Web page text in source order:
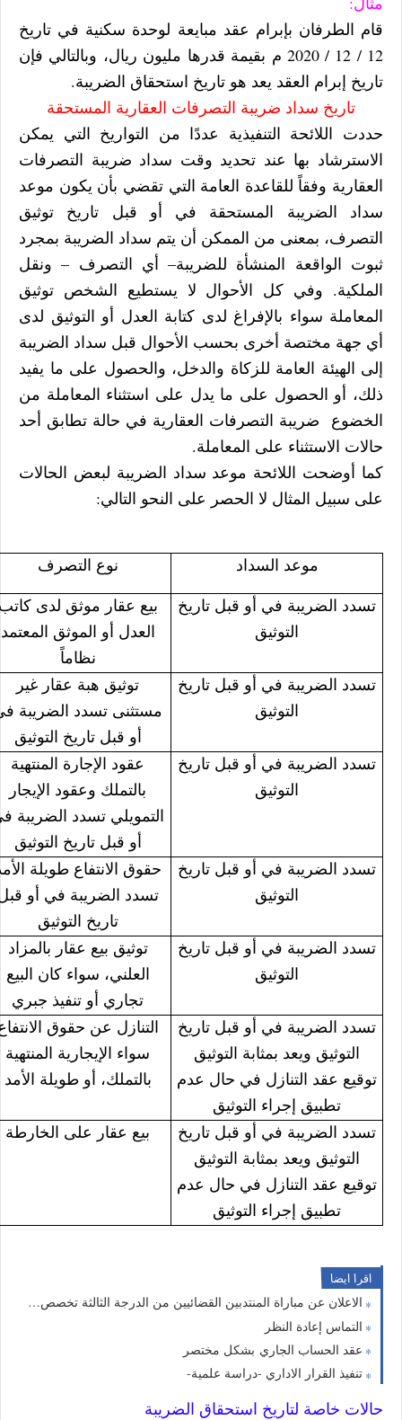
قام الطرفان بإبرام عقد مبايعة لوحدة سكنية في تاريخ
12 / 12 / 2020 م بقيمة قدرها
مليون ريال، وبالتالي فإن
تاريخ إبرام العقد يعد هو تاريخ استحقاق الضريبة.
تاريخ سداد ضريبة التصرفات العقارية المستحقة
حددت اللائحة التنفيذية عددًا من التواريخ التي يمكن
الاسترشاد بها عند تحديد وقت سداد ضريبة التصرفات
العقارية وفقاً للقاعدة العامة التي تقضي بأن يكون موعد
سداد الضريبة المستحقة في أو قبل تاريخ توثيق
التصرف، بمعنى من الممكن أن يتم سداد الضريبة بمجرد
ثبوت الواقعة المنشأة للضريبة– أي التصرف – ونقل
الملكية. وفي كل الأحوال لا يستطيع الشخص توثيق
المعاملة سواء بالإفراغ لدى كتابة العدل أو التوثيق لدى
أي جهة مختصة أخرى بحسب الأحوال قبل سداد الضريبة
إلى الهيئة العامة للزكاة والدخل، والحصول على ما يفيد
ذلك، أو الحصول على ما يدل على استثناء المعاملة من
الخضوع ضريبة التصرفات العقارية في حالة تطابق أحد
حالات الاستثناء على المعاملة.
كما أوضحت اللائحة موعد سداد الضريبة لبعض الحالات
على سبيل المثال لا الحصر على النحو التالي:
موعد السداد
نوع التصرف
تسدد الضريبة في أو قبل تاريخ
التوثيق
بيع عقار موثق لدى
العدل أو الموثق المعتمد
نظاماً
تسدد الضريبة في أو قبل تاريخ
التوثيق
توثيق هبة عقار غير
مستثنى تسدد الضريبة
أو قبل تاريخ التوثيق
تسدد الضريبة في أو قبل تاريخ
التوثيق
عقود الإجارة المنتهية
بالتملك وعقود الإيجار
التمويلي تسدد الضريبة
أو قبل تاريخ التوثيق
تسدد الضريبة في أو قبل تاريخ
التوثيق
حقوق الانتفاع طويلة
تسدد الضريبة في أو
تاريخ التوثيق
تسدد الضريبة في أو قبل تاريخ
التوثيق
توثيق بيع عقار بالمزاد
العلني، سواء كان البيع
تجاري أو تنفيذ جبري
تسدد الضريبة في أو قبل تاريخ
التوثيق ويعد بمثابة التوثيق
توقيع عقد التنازل في حال عدم
تطبيق إجراء التوثيق
التنازل عن حقوق
سواء الإيجارية المنتهية
بالتملك، أو طويلة الأمد
تسدد الضريبة في أو قبل تاريخ
التوثيق ويعد بمثابة التوثيق
توقيع عقد التنازل في حال عدم
تطبيق إجراء التوثيق
بيع عقار على الخارطة
اقرا ايضا
الاعلان عن مباراة المنتدبين القضائيين من الدرجة الثالثة تخصص القانون -96منصب
التماس إعادة النظر
عقد الحساب الجاري بشكل مختصر
تنفيذ القرار الاداري -دراسة علمية-
حالات خاصة لتاريخ استحقاق الضريبة